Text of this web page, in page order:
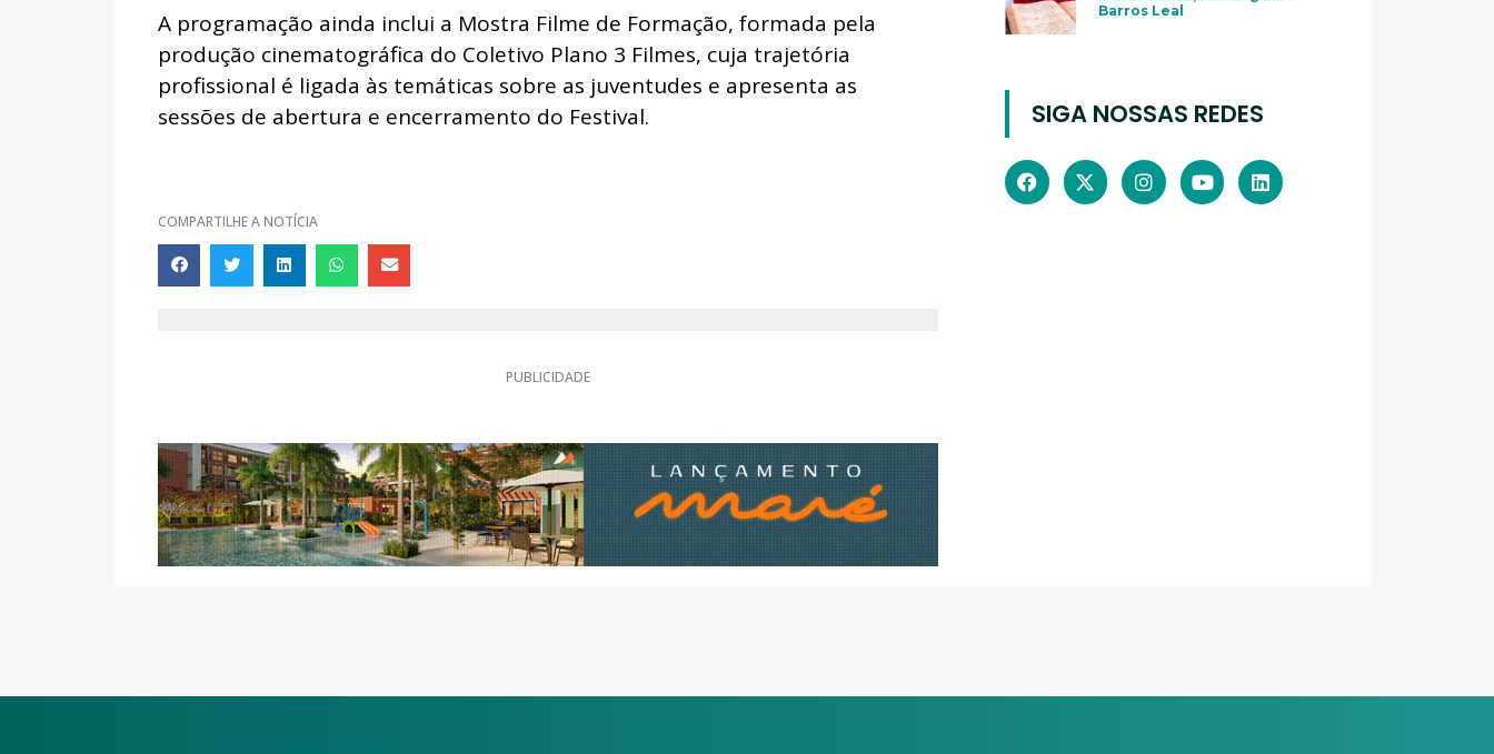
A programação ainda inclui a Mostra Filme de Formação, formada pela
produção cinematográfica do Coletivo Plano 3 Filmes, cuja trajetória
profissional é ligada às temáticas sobre as juventudes e apresenta as
sessões de abertura e encerramento do Festival.
COMPARTILHE A NOTÍCIA
PUBLICIDADE
Barros Leal
SIGA NOSSAS REDES